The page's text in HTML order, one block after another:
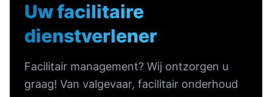
Uw facilitaire
dienstverlener
Facilitair management? Wij ontzorgen u
graag! Van valgevaar, facilitair onderhoud